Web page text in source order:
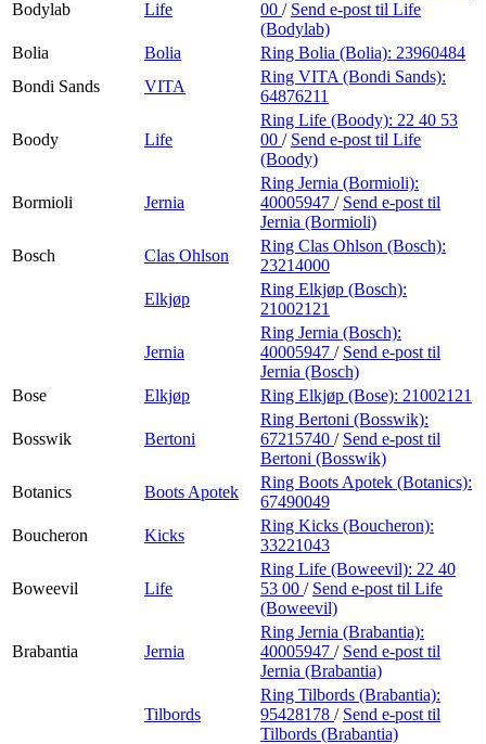
Bodylab Life
00 / Send e-post til Life
(Bodylab)
Bolia
Bolia Ring Bolia (Bolia): 23960484
Bondi Sands
VITA
Ring VITA (Bondi Sands):
64876211
Boody Life
Ring Life (Boody): 22 40 53
00 / Send e-post til Life
(Boody)
Bormioli Jernia
Ring Jernia (Bormioli):
40005947 / Send e-post til
Jernia (Bormioli)
Bosch
Clas Ohlson
Ring Clas Ohlson (Bosch):
23214000
Elkjøp
Ring Elkjøp (Bosch):
21002121
Jernia
Ring Jernia (Bosch):
40005947 / Send e-post til
Jernia (Bosch)
Bose
Elkjøp Ring Elkjøp (Bose): 21002121
Bosswik Bertoni
Ring Bertoni (Bosswik):
67215740 / Send e-post til
Bertoni (Bosswik)
Botanics
Boots Apotek
Ring Boots Apotek (Botanics):
67490049
Boucheron
Kicks
Ring Kicks (Boucheron):
33221043
Boweevil Life
Ring Life (Boweevil): 22 40
53 00 / Send e-post til Life
(Boweevil)
Brabantia Jernia
Ring Jernia (Brabantia):
40005947 / Send e-post til
Jernia (Brabantia)
Tilbords
Ring Tilbords (Brabantia):
95428178 / Send e-post til
Tilbords (Brabantia)